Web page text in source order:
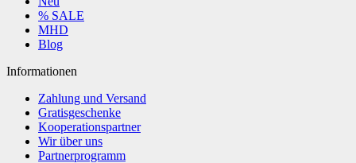
% SALE
MHD
Blog
Informationen
Zahlung und Versand
Gratisgeschenke
Kooperationspartner
Wir über uns
Partnerprogramm